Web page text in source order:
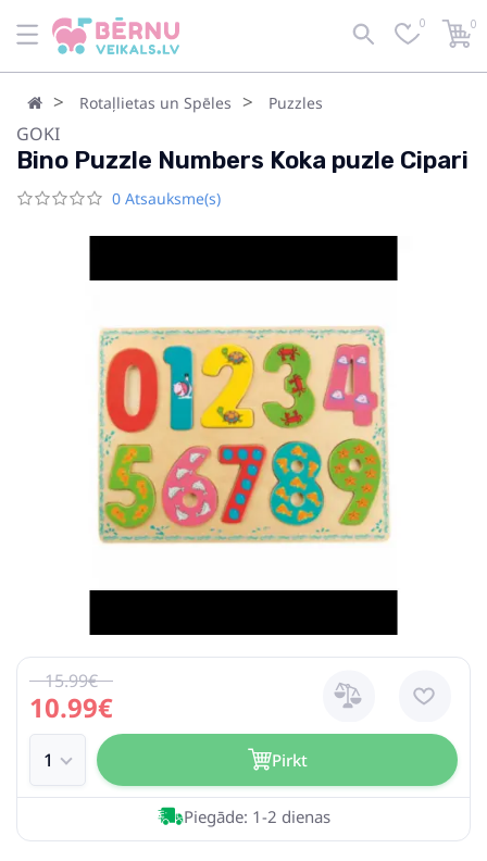
0 0
Rotaļlietas un Spēles Puzzles
GOKI
Bino Puzzle Numbers Koka puzle Cipari
0 Atsauksme(s)
10.99€
15.99€
Pirkt
Piegāde: 1-2 dienas